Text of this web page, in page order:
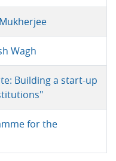
Wagh
Building a start-up
for the